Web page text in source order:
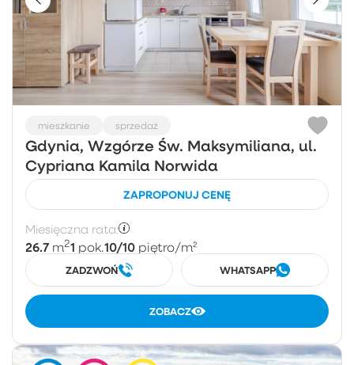
mieszkanie sprzedaż
Gdynia, Wzgórze Św. Maksymiliana, ul.
Cypriana Kamila Norwida
ZAPROPONUJ CENĘ
Miesięczna rata:
26.7 m21 pok.10/10 piętro/m²
ZADZWOŃ WHATSAPP
ZOBACZ